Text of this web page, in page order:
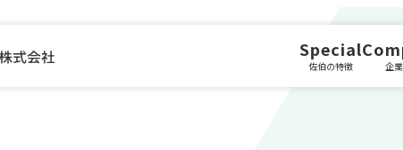
Special
佐伯の特徴 企